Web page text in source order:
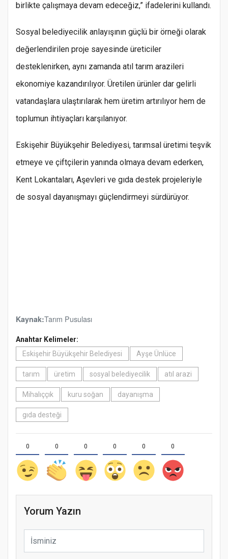
birlikte çalışmaya devam edeceğiz,” ifadelerini kullandı.
Sosyal belediyecilik anlayışının güçlü bir örneği olarak
değerlendirilen proje sayesinde üreticiler
desteklenirken, aynı zamanda atıl tarım arazileri
ekonomiye kazandırılıyor. Üretilen ürünler dar gelirli
vatandaşlara ulaştırılarak hem üretim artırılıyor hem de
toplumun ihtiyaçları karşılanıyor.
Eskişehir Büyükşehir Belediyesi, tarımsal üretimi teşvik
etmeye ve çiftçilerin yanında olmaya devam ederken,
Kent Lokantaları, Aşevleri ve gıda destek projeleriyle
de sosyal dayanışmayı güçlendirmeyi sürdürüyor.
Kaynak:Tarım Pusulası
Anahtar Kelimeler:
Eskişehir Büyükşehir Belediyesi
Ayşe Ünlüce
tarım üretim sosyal belediyecilik atıl arazi
Mihalıççık kuru soğan dayanışma
gıda desteği
0 0 0 0 0 0
Yorum Yazın